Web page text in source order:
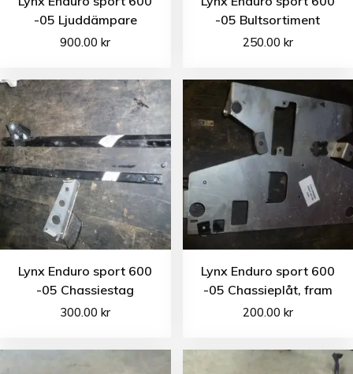
-05 Ljuddämpare
900.00kr
-05 Bultsortiment
250.00 kr
Lynx Enduro sport 600
-05 Chassiestag
300.00kr
Lynx Enduro sport 600
-05 Chassieplåt, fram
200.00 kr